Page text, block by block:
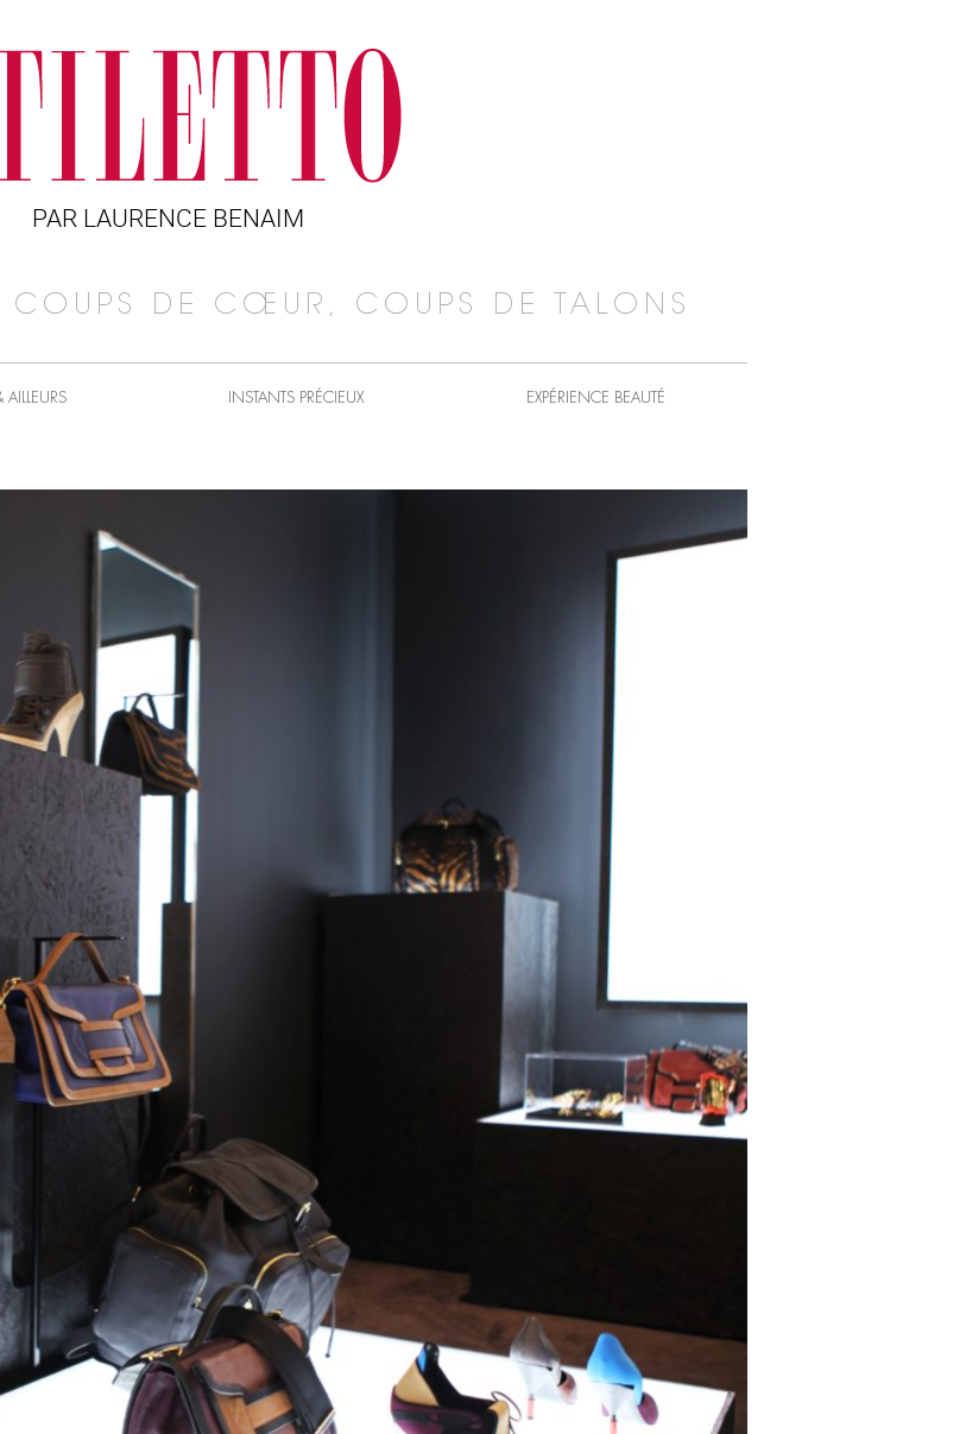
PAR LAURENCE BENAIM
COUPS DE CŒUR, COUPS DE TALONS
AILLEURS INSTANTS PRÉCIEUX EXPÉRIENCE BEAUTÉ